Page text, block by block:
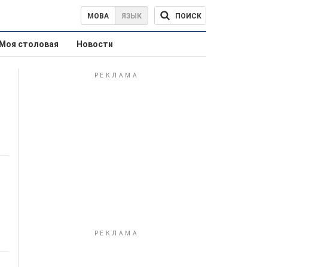
МОВА ЯЗЫК ПОИСК
Моя столовая Новости